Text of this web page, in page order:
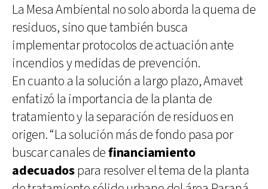
La Mesa Ambiental no solo aborda la quema de
residuos, sino que también busca
implementar protocolos de actuación ante
incendios y medidas de prevención.
En cuanto a la solución a largo plazo, Amavet
enfatizó la importancia de la planta de
tratamiento y la separación de residuos en
origen. “La solución más de fondo pasa por
buscar canales definanciamiento
adecuadospara resolver el tema de la planta